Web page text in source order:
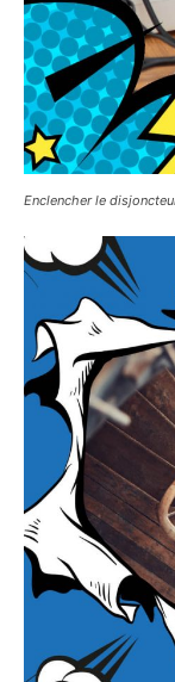
Enclencher le